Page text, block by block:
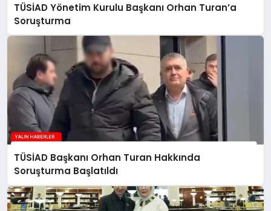
TÜSİAD Yönetim Kurulu Başkanı Orhan Turan’a
Soruşturma
TÜSİAD Başkanı Orhan Turan Hakkında
Soruşturma Başlatıldı